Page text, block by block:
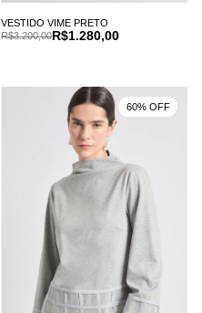
VESTIDO VIME PRETO
R$1.280,00
R$3.200,00
60% OFF